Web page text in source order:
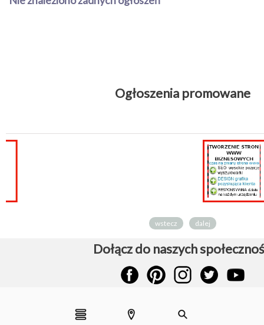
Ogłoszenia promowane
Tworzenie stron
internetowych
kasy...
wstecz dalej
Dołącz do naszych